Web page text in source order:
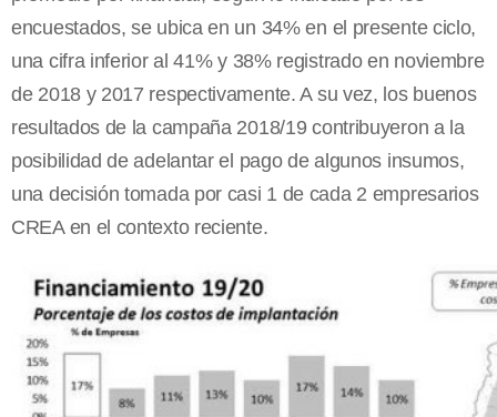
encuestados, se ubica en un 34% en el presente ciclo,
una cifra inferior al 41% y 38% registrado en noviembre
de 2018 y 2017 respectivamente. A su vez, los buenos
resultados de la campaña 2018/19 contribuyeron a la
posibilidad de adelantar el pago de algunos insumos,
una decisión tomada por casi 1 de cada 2 empresarios
CREA en el contexto reciente.